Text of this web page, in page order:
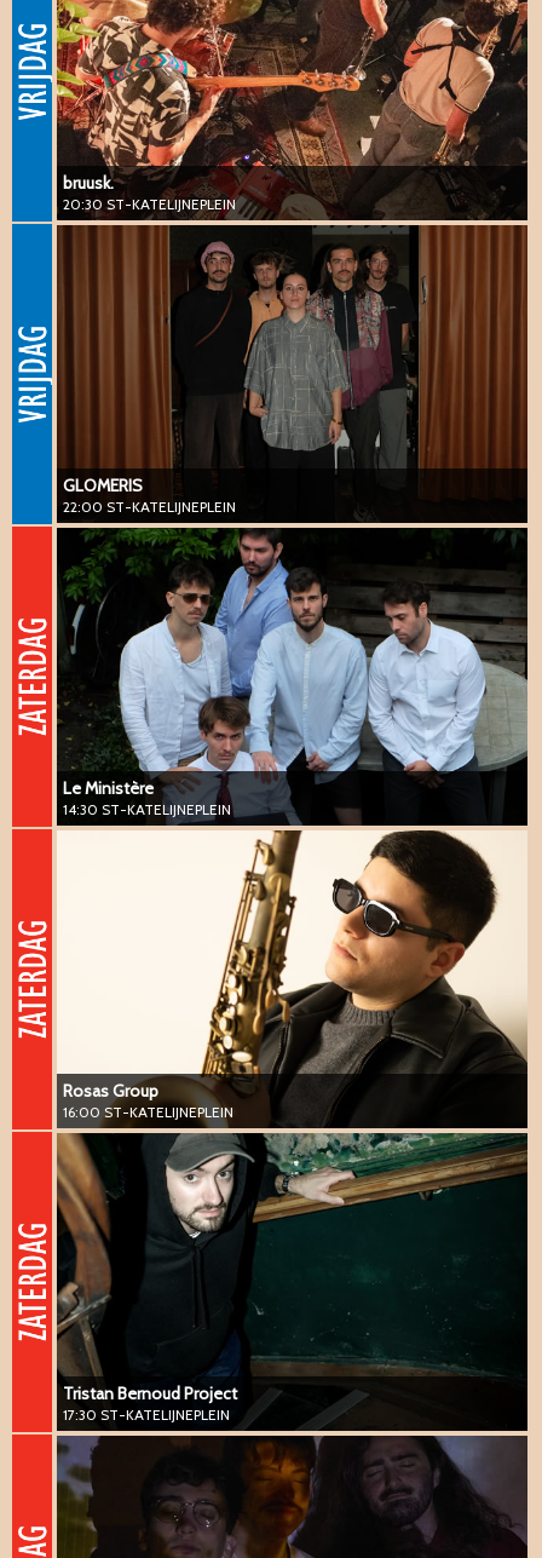
bruusk.
20:30 ST-KATELIJNEPLEIN
GLOMERIS
22:00 ST-KATELIJNEPLEIN
GLOMERIS
22:00 ST-KATELIJNEPLEIN
#vanguard #jazz #hiphop #beat #electronic
Le Ministère
14:30 ST-KATELIJNEPLEIN
Le Ministère
14:30 ST-KATELIJNEPLEIN
#vanguard #jazz #electronic
Rosas Group
16:00 ST-KATELIJNEPLEIN
Rosas Group
16:00 ST-KATELIJNEPLEIN
#vanguard #sax #funk #groove
Tristan Bernoud Project
17:30 ST-KATELIJNEPLEIN
Tristan Bernoud Project
17:30 ST-KATELIJNEPLEIN
#vanguard #jazz #vibraphone
Terrain Vaag
19:00 ST-KATELIJNEPLEIN
#vanguard #jazz #impro